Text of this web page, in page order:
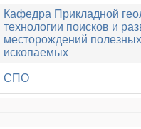
Кафедра Прикладной
технологии поисков и
месторождений полезных
ископаемых
СПО